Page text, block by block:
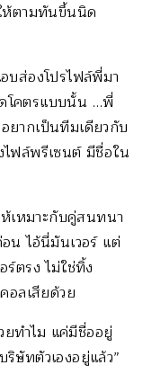
ห้ตามทันขึ้นนิด
บส่องโปรไฟล์พี่มา
ดโคตรแบบนั้น …พี่
ยากเป็นทีมเดียวกับ
ฟล์พรีเซนต์ มีชื่อใน
ห้เหมาะกับคู่สนทนา
น ไอ้นี่มันเวอร์ แต่
ตรง ไม่ใช่ทิ้ง
อลเสียด้วย
ทำไม แค่มีชื่ออยู่
ษัทตัวเองอยู่แล้ว”